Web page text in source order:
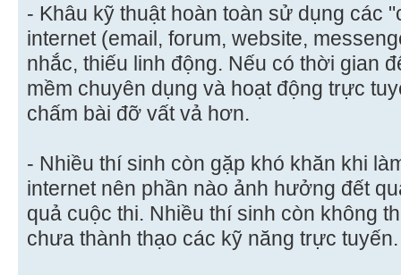
- Khâu kỹ thuật hoàn toàn sử dụng các
internet (email, forum, website,
nhắc, thiếu linh động. Nếu có thời gian
mềm chuyên dụng và hoạt động trực
chấm bài đỡ vất vả hơn.
- Nhiều thí sinh còn gặp khó khăn khi
internet nên phần nào ảnh hưởng đết
quả cuộc thi. Nhiều thí sinh còn không
chưa thành thạo các kỹ năng trực tuyến.